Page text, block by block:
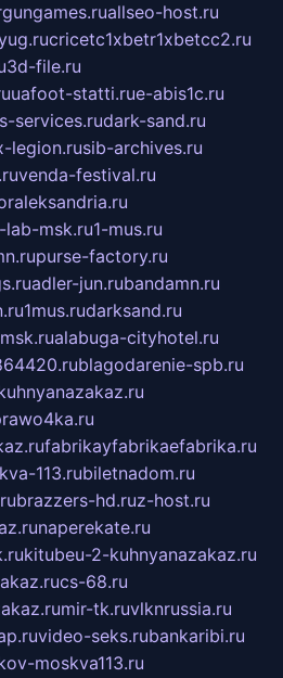
allseo-host.ru
cricetc1xbetr1xbetcc2.ru
3d-file.ru
uafoot-statti.rue-abis1c.ru
services.rudark-sand.ru
legion.rusib-archives.ru
venda-festival.ru
lab-msk.ru1-mus.ru
purse-factory.ru
adler-jun.rubandamn.ru
1mus.rudarksand.ru
alabuga-cityhotel.ru
blagodarenie-spb.ru
fabrikayfabrikaefabrika.ru
113.rubiletnadom.ru
brazzers-hd.ruz-host.ru
naperekate.ru
kitubeu-2-kuhnyanazakaz.ru
cs-68.ru
mir-tk.ruvlknrussia.ru
video-seks.rubankaribi.ru
moskva113.ru